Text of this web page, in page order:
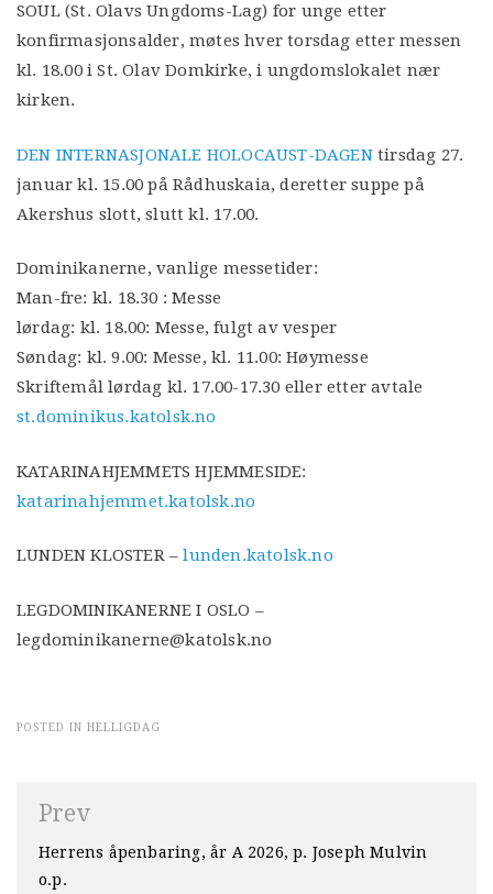
SOUL (St. Olavs Ungdoms-Lag) for unge etter
konfirmasjonsalder, møtes hver torsdag etter messen
kl. 18.00 i St. Olav Domkirke, i ungdomslokalet nær
kirken.
DEN INTERNASJONALE HOLOCAUST-DAGENtirsdag 27.
januar kl. 15.00 på Rådhuskaia, deretter suppe på
Akershus slott, slutt kl. 17.00.
Dominikanerne, vanlige messetider:
Man-fre: kl. 18.30 : Messe
lørdag: kl. 18.00: Messe, fulgt av vesper
Søndag: kl. 9.00: Messe, kl. 11.00: Høymesse
Skriftemål lørdag kl. 17.00-17.30 eller etter avtale
st.dominikus.katolsk.no
KATARINAHJEMMETS HJEMMESIDE:
katarinahjemmet.katolsk.no
LUNDEN KLOSTER – lunden.katolsk.no
LEGDOMINIKANERNE I OSLO –
legdominikanerne@katolsk.no
POSTED IN HELLIGDAG
Innleggsnavigasjon
Prev
Herrens åpenbaring, år A 2026, p. Joseph Mulvin
o.p.